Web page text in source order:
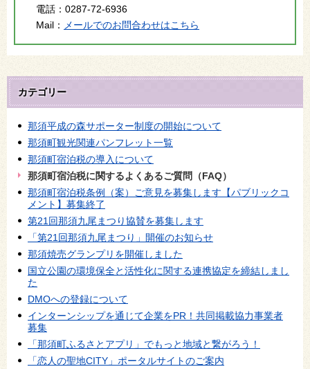
電話： 0287-72-6936
Mail：
メールでのお問合わせはこちら
カテゴリー
那須平成の森サポーター制度の開始について
那須町観光関連パンフレット一覧
那須町宿泊税の導入について
那須町宿泊税に関するよくあるご質問（FAQ）
那須町宿泊税条例（案）ご意見を募集します【パブリックコ
メント】募集終了
第21回那須九尾まつり協賛を募集します
「第21回那須九尾まつり」開催のお知らせ
那須焼売グランプリを開催しました
国立公園の環境保全と活性化に関する連携協定を締結しまし
た
DMOへの登録について
インターンシップを通じて企業をPR！共同掲載協力事業者
募集
「那須町ふるさとアプリ」でもっと地域と繋がろう！
「恋人の聖地CITY」ポータルサイトのご案内